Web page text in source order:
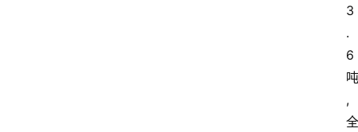
3
.
6
吨
,
全